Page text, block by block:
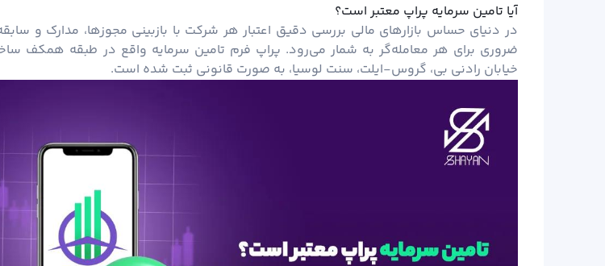
آیا تامین سرمایه پراپ معتبر است؟
در دنیای حساس بازارهای مالی بررسی دقیق اعتبار هر شرکت با بازبینی مجوزها، مدارک و
ضروری برای هر معامله‌گر به شمار می‌رود. پراپ فرم تامین سرمایه واقع در طبقه همکف
خیابان رادنی بی، گروس-ایلت، سنت لوسیا، به ‌صورت قانونی ثبت شده است.